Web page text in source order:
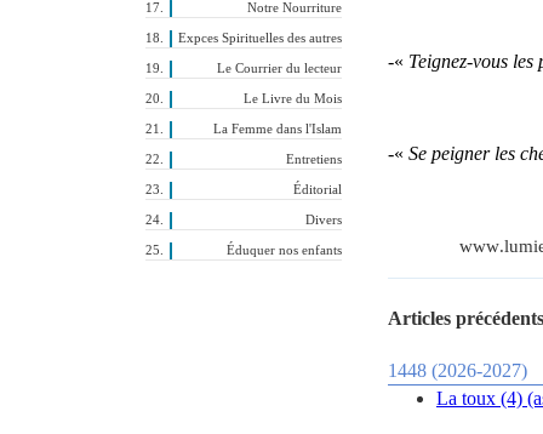
Notre Nourriture
Expces Spirituelles des autres
Le Courrier du lecteur
Le Livre du Mois
La Femme dans l'Islam
Entretiens
Éditorial
Divers
Éduquer nos enfants
-« Teignez-vous les
-« Se peigner les
www.
Articles
1448 (2026-2027)